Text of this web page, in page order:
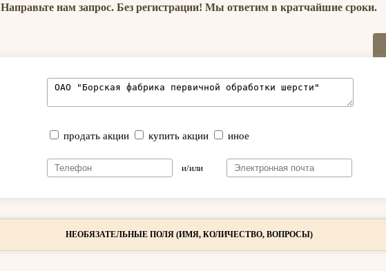
Направьте нам запрос. Без регистрации! Мы ответим в кратчайшие сроки.
продать акции купить акции иное
и/или
НЕОБЯЗАТЕЛЬНЫЕ ПОЛЯ (ИМЯ, КОЛИЧЕСТВО, ВОПРОСЫ)